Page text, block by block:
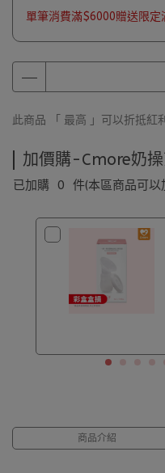
單筆消費滿$6000贈送限定
此商品 「 最高 」可以折抵紅利
加價購-Cmore奶
已加購 0 件(本區商品可以
商品介紹